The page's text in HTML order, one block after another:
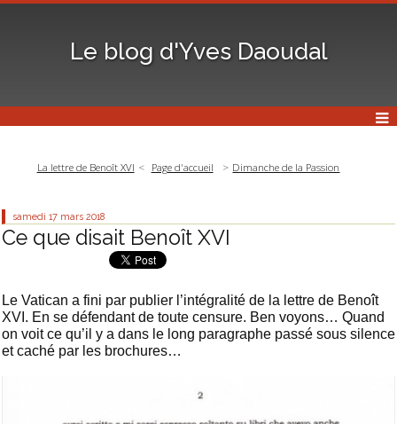
Le blog d'Yves Daoudal
La lettre de Benoît XVI Page d'accueil Dimanche de la Passion
samedi 17 mars 2018
Ce que disait Benoît XVI
Le Vatican a fini par publier l’intégralité de la lettre de Benoît
XVI. En se défendant de toute censure. Ben voyons… Quand
on voit ce qu’il y a dans le long paragraphe passé sous silence
et caché par les brochures…